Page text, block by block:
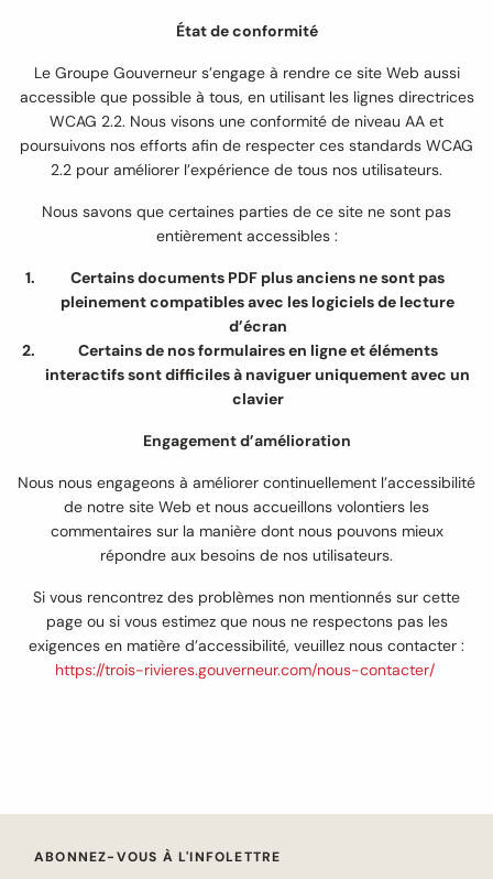
État de conformité
Le Groupe Gouverneur s’engage à rendre ce site Web aussi
accessible que possible à tous, en utilisant les lignes directrices
WCAG 2.2. Nous visons une conformité de niveau AA et
poursuivons nos efforts afin de respecter ces standards WCAG
2.2 pour améliorer l’expérience de tous nos utilisateurs.
Nous savons que certaines parties de ce site ne sont pas
entièrement accessibles :
Certains documents PDF plus anciens ne sont pas
pleinement compatibles avec les logiciels de lecture
d’écran
Certains de nos formulaires en ligne et éléments
interactifs sont difficiles à naviguer uniquement avec un
clavier
Engagement d’amélioration
Nous nous engageons à améliorer continuellement l’accessibilité
de notre site Web et nous accueillons volontiers les
commentaires sur la manière dont nous pouvons mieux
répondre aux besoins de nos utilisateurs.
Si vous rencontrez des problèmes non mentionnés sur cette
page ou si vous estimez que nous ne respectons pas les
exigences en matière d’accessibilité, veuillez nous contacter :
https://trois-rivieres.gouverneur.com/nous-contacter/
ABONNEZ-VOUS À L'INFOLETTRE